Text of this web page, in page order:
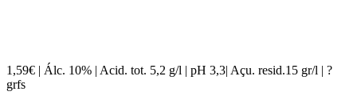
1,59€ | Álc. 10% | Acid. tot. 5,2 g/l | pH 3,3| Açu. resid.15 gr/l | ?
grfs